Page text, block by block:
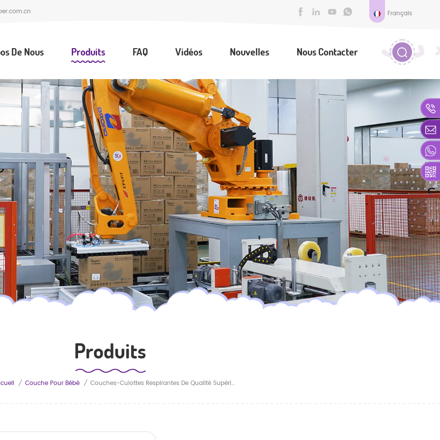
Français
De Nous Produits FAQ Vidéos Nouvelles Nous Contacter
Produits
/ Couche Pour Bébé / Couches-Culottes Respirantes De Qualité Supérieure Pour Bébés